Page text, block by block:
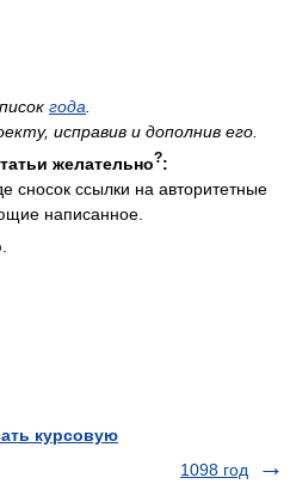
года.
исправив и дополнив его.
желательно?:
сносок ссылки на авторитетные
написанное.
курсовую
1098 год